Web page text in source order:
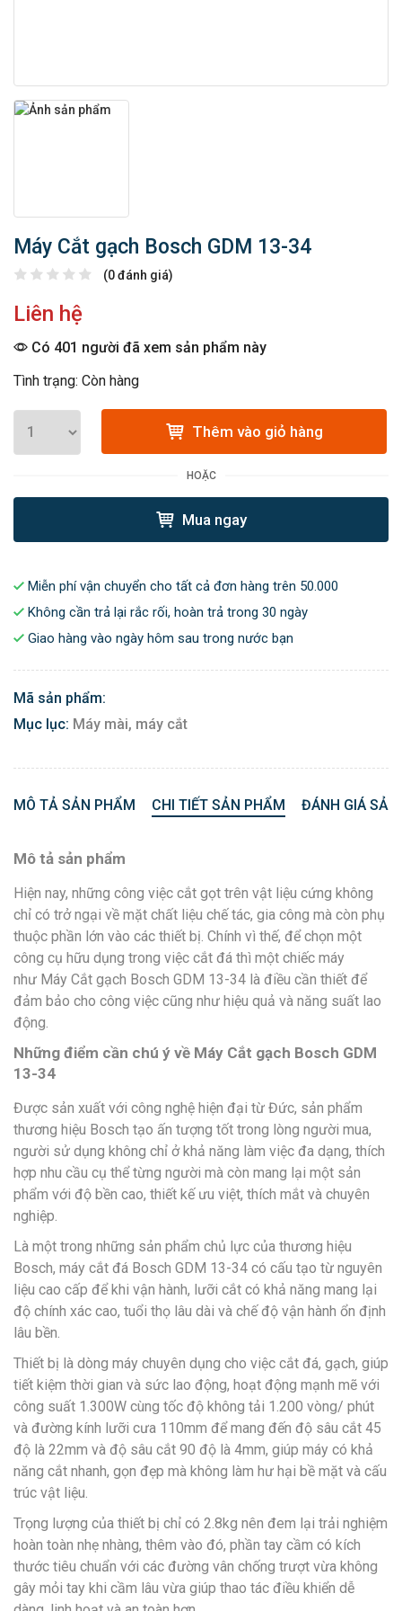
Máy Cắt gạch Bosch GDM 13-34
(0 đánh giá)
Liên hệ
Có 401 người đã xem sản phẩm này
Tình trạng: Còn hàng
Thêm vào giỏ hàng
HOẶC
Mua ngay
Miễn phí vận chuyển cho tất cả đơn hàng trên 50.000
Không cần trả lại rắc rối, hoàn trả trong 30 ngày
Giao hàng vào ngày hôm sau trong nước bạn
Mã sản phẩm:
Mục lục: Máy mài, máy cắt
MÔ TẢ SẢN PHẨM CHI TIẾT SẢN PHẨM ĐÁNH GIÁ
Mô tả sản phẩm
Hiện nay, những công việc cắt gọt trên vật liệu cứng không
chỉ có trở ngại về mặt chất liệu chế tác, gia công mà còn phụ
thuộc phần lớn vào các thiết bị. Chính vì thế, để chọn một
công cụ hữu dụng trong việc cắt đá thì một chiếc máy
như Máy Cắt gạch Bosch GDM 13-34 là điều cần thiết để
đảm bảo cho công việc cũng như hiệu quả và năng suất lao
động.
Những điểm cần chú ý về Máy Cắt gạch Bosch GDM
13-34
Được sản xuất với công nghệ hiện đại từ Đức, sản phẩm
thương hiệu Bosch tạo ấn tượng tốt trong lòng người mua,
người sử dụng không chỉ ở khả năng làm việc đa dạng, thích
hợp nhu cầu cụ thể từng người mà còn mang lại một sản
phẩm với độ bền cao, thiết kế ưu việt, thích mắt và chuyên
nghiệp.
Là một trong những sản phẩm chủ lực của thương hiệu
Bosch, máy cắt đá Bosch GDM 13-34 có cấu tạo từ nguyên
liệu cao cấp để khi vận hành, lưỡi cắt có khả năng mang lại
độ chính xác cao, tuổi thọ lâu dài và chế độ vận hành ổn định
lâu bền.
Thiết bị là dòng máy chuyên dụng cho việc cắt đá, gạch, giúp
tiết kiệm thời gian và sức lao động, hoạt động mạnh mẽ với
công suất 1.300W cùng tốc độ không tải 1.200 vòng/ phút
và đường kính lưỡi cưa 110mm để mang đến độ sâu cắt 45
độ là 22mm và độ sâu cắt 90 độ là 4mm, giúp máy có khả
năng cắt nhanh, gọn đẹp mà không làm hư hại bề mặt và cấu
trúc vật liệu.
Trọng lượng của thiết bị chỉ có 2.8kg nên đem lại trải nghiệm
hoàn toàn nhẹ nhàng, thêm vào đó, phần tay cầm có kích
thước tiêu chuẩn với các đường vân chống trượt vừa không
gây mỏi tay khi cầm lâu vừa giúp thao tác điều khiển dễ